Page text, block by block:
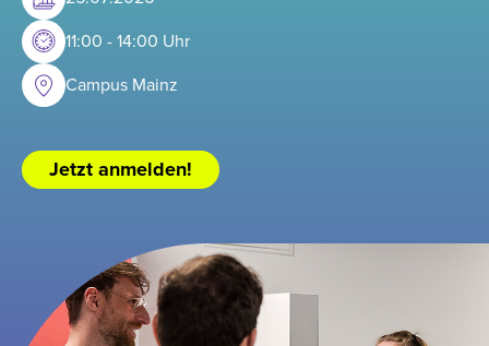
11:00 - 14:00 Uhr
Campus Mainz
Jetzt anmelden!